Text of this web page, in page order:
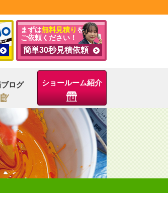
まずは無料見積り を
ご依頼ください！
簡単30秒見積依頼
ログ ショールーム紹介